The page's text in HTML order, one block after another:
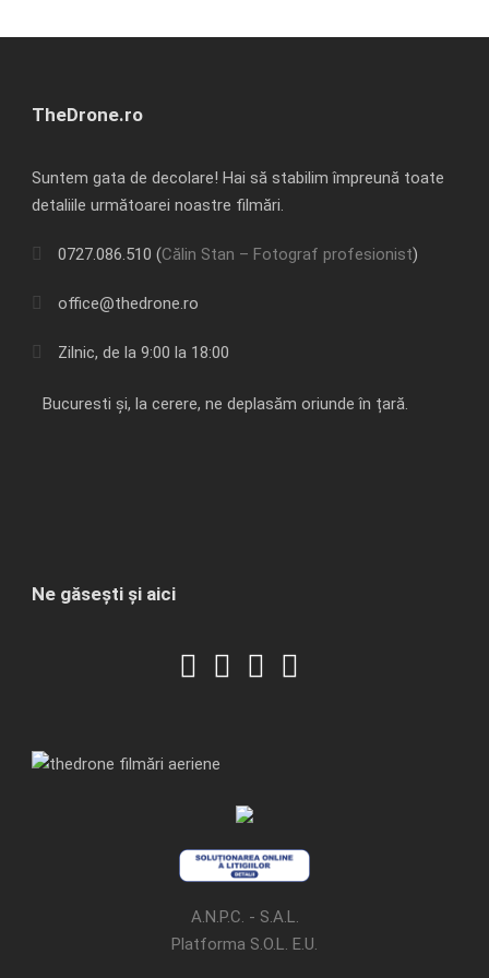
TheDrone.ro
Suntem gata de decolare! Hai să stabilim împreună toate
detaliile următoarei noastre filmări.
0727.086.510 (Călin Stan – Fotograf profesionist)
office@thedrone.ro
Zilnic, de la 9:00 la 18:00
Bucuresti și, la cerere, ne deplasăm oriunde în țară.
Ne găsești și aici
A.N.P.C. - S.A.L.
Platforma S.O.L. E.U.